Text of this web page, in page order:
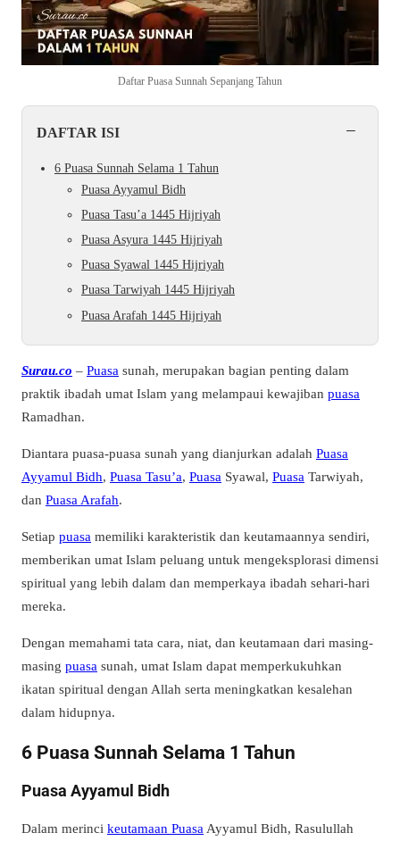
Daftar Puasa Sunnah Sepanjang Tahun
DAFTAR ISI −
6 Puasa Sunnah Selama 1 Tahun
Puasa Ayyamul Bidh
Puasa Tasu’a 1445 Hijriyah
Puasa Asyura 1445 Hijriyah
Puasa Syawal 1445 Hijriyah
Puasa Tarwiyah 1445 Hijriyah
Puasa Arafah 1445 Hijriyah
Surau.co – Puasa sunah, merupakan bagian penting dalam
praktik ibadah umat Islam yang melampaui kewajiban puasa
Ramadhan.
Diantara puasa-puasa sunah yang dianjurkan adalah Puasa
Ayyamul Bidh, Puasa Tasu’a, Puasa Syawal, Puasa Tarwiyah,
dan Puasa Arafah.
Setiap puasa memiliki karakteristik dan keutamaannya sendiri,
memberikan umat Islam peluang untuk mengeksplorasi dimensi
spiritual yang lebih dalam dan memperkaya ibadah sehari-hari
mereka.
Dengan memahami tata cara, niat, dan keutamaan dari masing-
masing puasa sunah, umat Islam dapat memperkukuhkan
ikatan spiritual dengan Allah serta meningkatkan kesalehan
dalam hidupnya.
6 Puasa Sunnah Selama 1 Tahun
Puasa Ayyamul Bidh
Dalam merinci keutamaan Puasa Ayyamul Bidh, Rasulullah